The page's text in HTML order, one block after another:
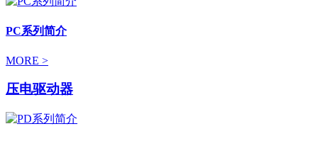
PC系列简介
MORE >
压电驱动器